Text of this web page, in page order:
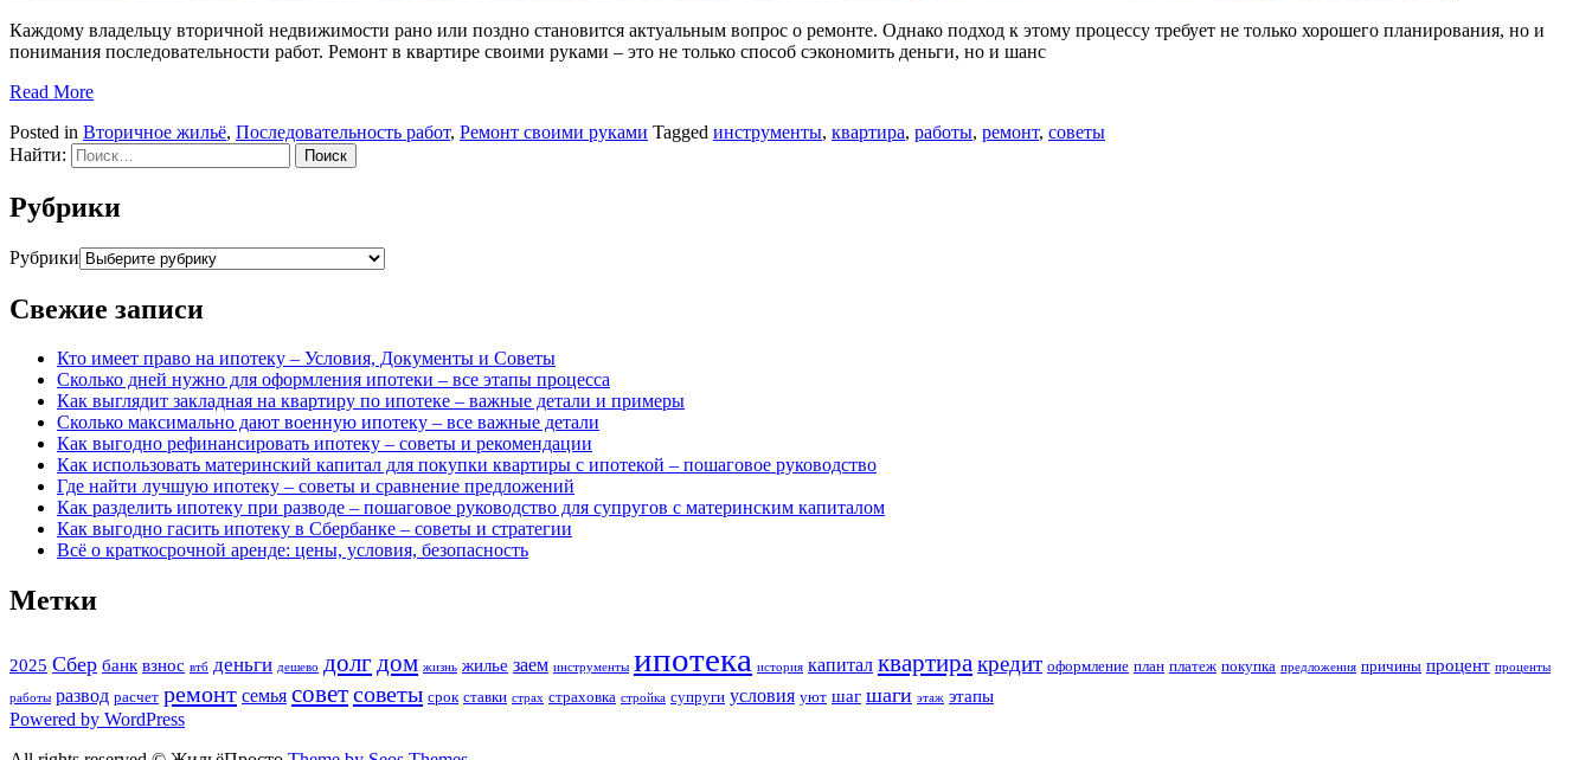
Каждому владельцу вторичной недвижимости рано или поздно становится актуальным вопрос о ремонте. Однако подход к этому процессу требует не только хорошего планирования, но и
понимания последовательности работ. Ремонт в квартире своими руками – это не только способ сэкономить деньги, но и шанс
Read More
Posted in Вторичное жильё, Последовательность работ, Ремонт своими руками Tagged инструменты, квартира, работы, ремонт, советы
Найти:
Рубрики
Рубрики
Свежие записи
Кто имеет право на ипотеку – Условия, Документы и Советы
Сколько дней нужно для оформления ипотеки – все этапы процесса
Как выглядит закладная на квартиру по ипотеке – важные детали и примеры
Сколько максимально дают военную ипотеку – все важные детали
Как выгодно рефинансировать ипотеку – советы и рекомендации
Как использовать материнский капитал для покупки квартиры с ипотекой – пошаговое руководство
Где найти лучшую ипотеку – советы и сравнение предложений
Как разделить ипотеку при разводе – пошаговое руководство для супругов с материнским капиталом
Как выгодно гасить ипотеку в Сбербанке – советы и стратегии
Всё о краткосрочной аренде: цены, условия, безопасность
Метки
2025 Сбер банк взнос втб деньги дешево долг дом жизнь жилье заем инструменты ипотека история капитал квартиракредит оформление план платеж покупка предложения причины процент проценты
работы развод расчет ремонт семья советсоветы срок ставки страх страховка стройка супруги условия уют шаг шаги этаж этапы
Powered by WordPress